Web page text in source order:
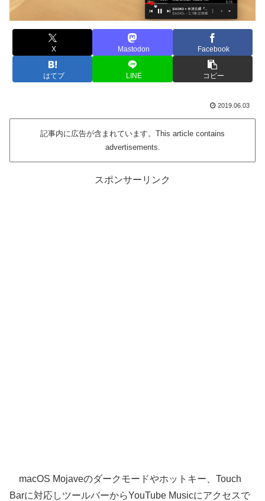
X Mastodon Facebook
はてブ LINE コピー
2019.06.03
記事内に広告が含まれています。This article contains
advertisements.
スポンサーリンク
macOS Mojaveのダークモードやホットキー、Touch
Barに対応しツールバーからYouTube Musicにアクセスで